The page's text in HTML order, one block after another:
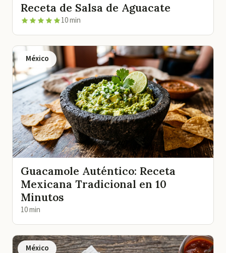
Receta de Salsa de Aguacate
10 min
México
Guacamole Auténtico: Receta
Mexicana Tradicional en 10
Minutos
10 min
México